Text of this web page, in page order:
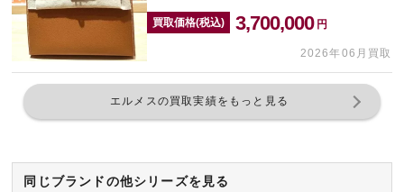
買取価格(税込) 3,700,000 円
2026年06月買取
エルメスの買取実績をもっと見る
同じブランドの他シリーズを見る